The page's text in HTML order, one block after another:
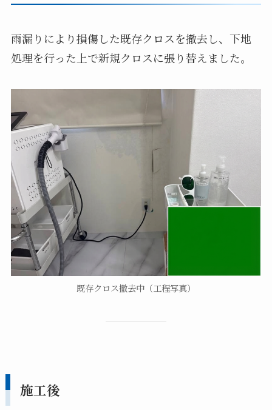
雨漏りにより損傷した既存クロスを撤去し、下地
処理を行った上で新規クロスに張り替えました。
既存クロス撤去中（工程写真）
施工後